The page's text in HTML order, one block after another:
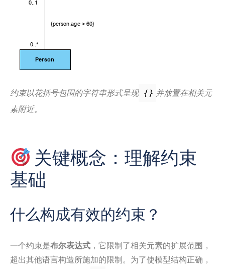
约束以花括号包围的字符串形式呈现 {} 并放置在相关元
素附近。
关键概念：理解约束
基础
什么构成有效的约束？
一个约束是布尔表达式 ，它限制了相关元素的扩展范围，
超出其他语言构造所施加的限制。为了使模型结构正确，